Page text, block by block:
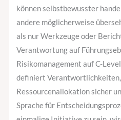
können selbstbewusster
andere möglicherweise
als nur Werkzeuge oder
Verantwortung auf
Risikomanagement auf C-
definiert
Ressourcenallokation sicher
Sprache für